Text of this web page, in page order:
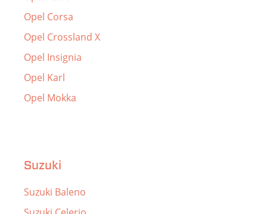
Opel Corsa
Opel Crossland X
Opel Insignia
Opel Karl
Opel Mokka
Suzuki
Suzuki Baleno